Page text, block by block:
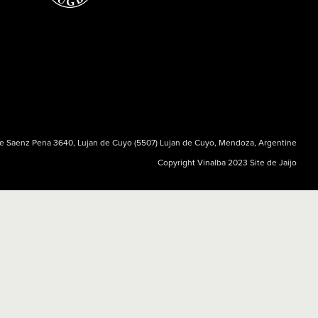
Saenz Pena 3640, Lujan de Cuyo (5507) Lujan de Cuyo, Mendoza, Argentine
Copyright Vinalba 2023 Site deJaijo